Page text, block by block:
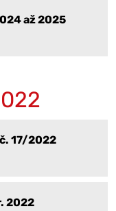
až 2025
17/2022
2022